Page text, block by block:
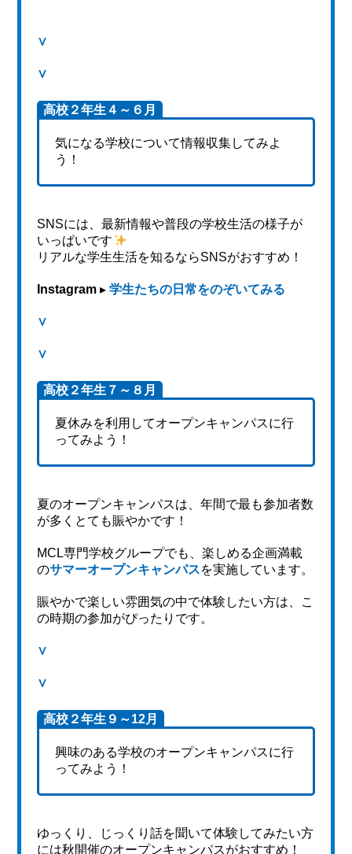
∨
∨
高校２年生４～６月
気になる学校について情報収集してみよ
う！
SNSには、最新情報や普段の学校生活の様子が
いっぱいです
リアルな学生生活を知るならSNSがおすすめ！
Instagram ▸学生たちの日常をのぞいてみる
∨
∨
高校２年生７～８月
夏休みを利用してオープンキャンパスに行
ってみよう！
夏のオープンキャンパスは、年間で最も参加者数
が多くとても賑やかです！
MCL専門学校グループでも、楽しめる企画満載
のサマーオープンキャンパスを実施しています。
賑やかで楽しい雰囲気の中で体験したい方は、こ
の時期の参加がぴったりです。
∨
∨
高校２年生９～12月
興味のある学校のオープンキャンパスに行
ってみよう！
ゆっくり、じっくり話を聞いて体験してみたい方
には秋開催のオープンキャンパスがおすすめ！